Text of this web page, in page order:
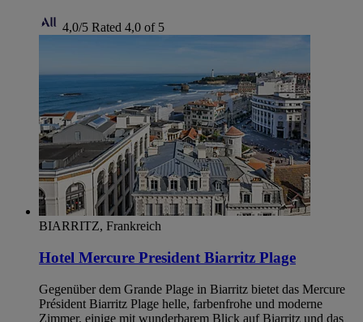
4,0/5 Rated 4,0 of 5
BIARRITZ, Frankreich
Hotel Mercure President Biarritz Plage
Gegenüber dem Grande Plage in Biarritz bietet das Mercure
Président Biarritz Plage helle, farbenfrohe und moderne
Zimmer, einige mit wunderbarem Blick auf Biarritz und das